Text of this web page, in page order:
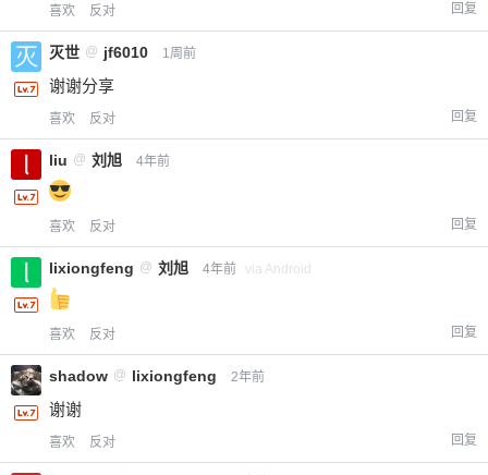
喜欢 反对 回复
灭世 @ jf6010 1周前
谢谢分享
喜欢 反对 回复
liu @ 刘旭 4年前
喜欢 反对 回复
lixiongfeng @ 刘旭 4年前 via Android
喜欢 反对 回复
shadow @ lixiongfeng 2年前
谢谢
喜欢 反对 回复